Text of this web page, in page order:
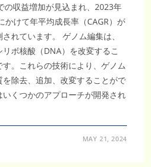
の収益増加が見込まれ、2023年
かけて年平均成長率（CAGR）が
れています。 ゲノム編集は、
ボ核酸（DNA）を改変するこ
。これらの技術により、ゲノム
除去、追加、改変することがで
くつかのアプローチが開発され
MAY 21, 2024